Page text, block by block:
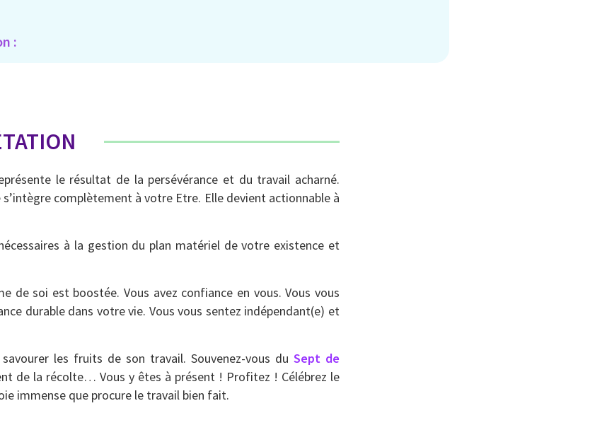
:
le résultat de la persévérance et du travail acharné.
complètement à votre Etre. Elle devient actionnable à
à la gestion du plan matériel de votre existence et
de soi est boostée. Vous avez confiance en vous. Vous vous
durable dans votre vie. Vous vous sentez indépendant(e) et
les fruits de son travail. Souvenez-vous du Sept de
de la récolte… Vous y êtes à présent ! Profitez ! Célébrez le
immense que procure le travail bien fait.